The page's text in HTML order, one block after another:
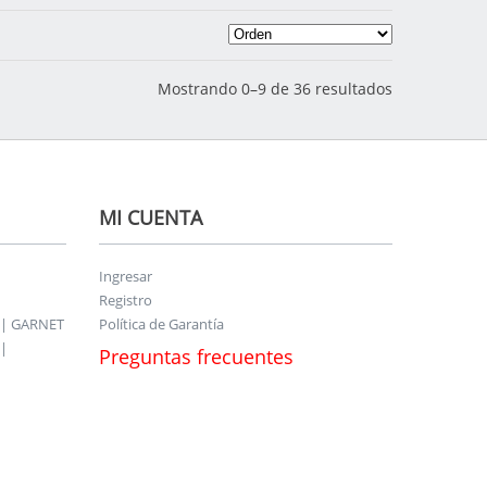
Mostrando 0–9 de 36 resultados
GARNET
MI CUENTA
Ingresar
Registro
Política de Garantía
Preguntas frecuentes